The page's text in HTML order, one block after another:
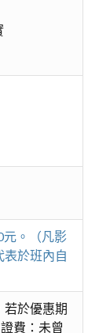
。（凡影
表於班內自
若於優惠期
費：未曾